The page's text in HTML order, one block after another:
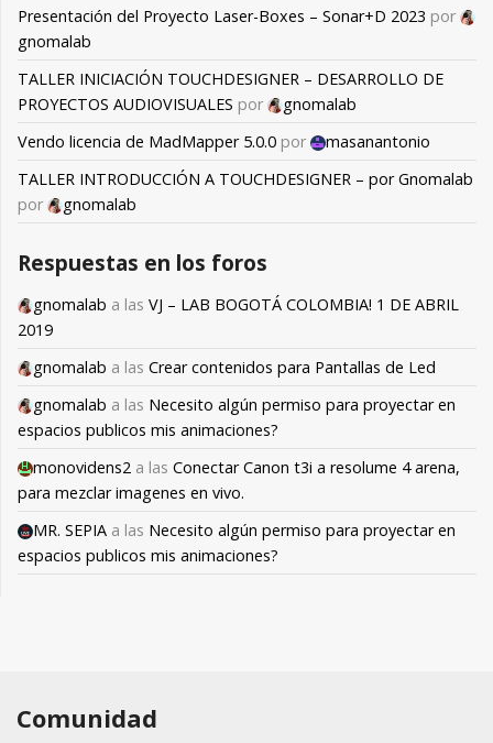
Presentación del Proyecto Laser-Boxes – Sonar+D 2023 por
gnomalab
TALLER INICIACIÓN TOUCHDESIGNER – DESARROLLO DE
PROYECTOS AUDIOVISUALES por
gnomalab
Vendo licencia de MadMapper 5.0.0 por
masanantonio
TALLER INTRODUCCIÓN A TOUCHDESIGNER – por Gnomalab
por
gnomalab
Respuestas en los foros
gnomalab a las VJ – LAB BOGOTÁ COLOMBIA! 1 DE ABRIL
2019
gnomalab a las Crear contenidos para Pantallas de Led
gnomalab a las Necesito algún permiso para proyectar en
espacios publicos mis animaciones?
monovidens2 a las Conectar Canon t3i a resolume 4 arena,
para mezclar imagenes en vivo.
MR. SEPIA a las Necesito algún permiso para proyectar en
espacios publicos mis animaciones?
Comunidad